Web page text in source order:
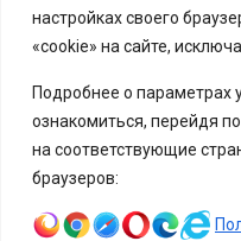
настройках своего
«cookie» на сайте,
Подробнее о параметрах
ознакомиться, перейдя
на соответствующие
браузеров: